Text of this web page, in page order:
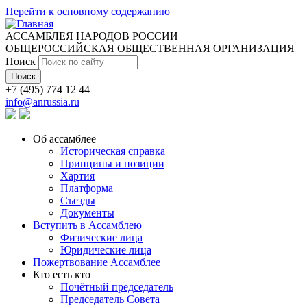
Перейти к основному содержанию
АССАМБЛЕЯ НАРОДОВ РОССИИ
ОБЩЕРОССИЙСКАЯ ОБЩЕСТВЕННАЯ ОРГАНИЗАЦИЯ
Поиск
+7 (495) 774 12 44
info@anrussia.ru
Об ассамблее
Историческая справка
Принципы и позиции
Хартия
Платформа
Съезды
Документы
Вступить в Ассамблею
Физические лица
Юридические лица
Пожертвование Ассамблее
Кто есть кто
Почётный председатель
Председатель Совета